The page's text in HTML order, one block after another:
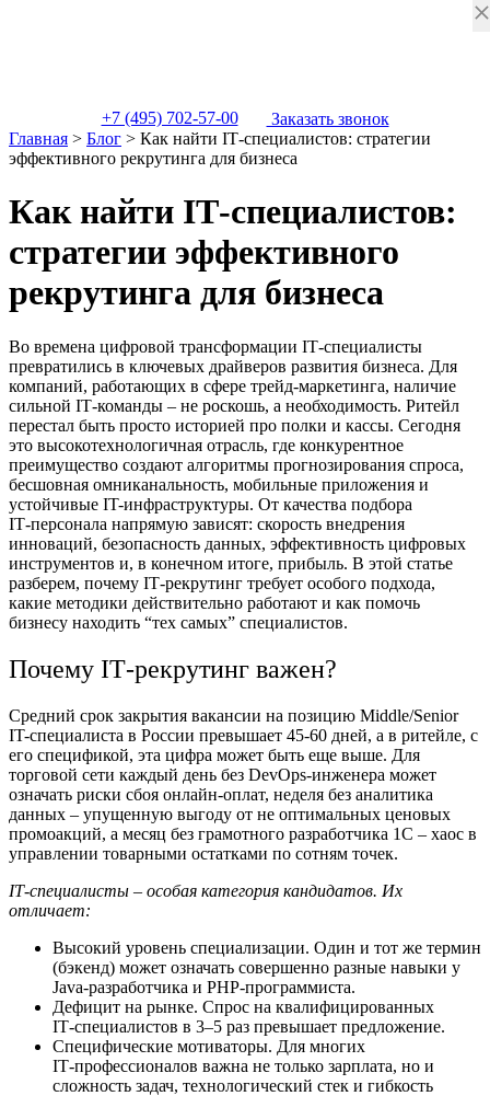
+7 (495) 702-57-00
Заказать звонок
Главная > Блог > Как найти IT‑специалистов: стратегии
эффективного рекрутинга для бизнеса
Как найти IT‑специалистов:
стратегии эффективного
рекрутинга для бизнеса
Во времена цифровой трансформации IT‑специалисты
превратились в ключевых драйверов развития бизнеса. Для
компаний, работающих в сфере трейд‑маркетинга, наличие
сильной IT‑команды – не роскошь, а необходимость. Ритейл
перестал быть просто историей про полки и кассы. Сегодня
это высокотехнологичная отрасль, где конкурентное
преимущество создают алгоритмы прогнозирования спроса,
бесшовная омниканальность, мобильные приложения и
устойчивые IT-инфраструктуры. От качества подбора
IT‑персонала напрямую зависят: скорость внедрения
инноваций, безопасность данных, эффективность цифровых
инструментов и, в конечном итоге, прибыль. В этой статье
разберем, почему IT‑рекрутинг требует особого подхода,
какие методики действительно работают и как помочь
бизнесу находить “тех самых” специалистов.
Почему IT‑рекрутинг важен?
Средний срок закрытия вакансии на позицию Middle/Senior
IT-специалиста в России превышает 45-60 дней, а в ритейле, с
его спецификой, эта цифра может быть еще выше. Для
торговой сети каждый день без DevOps-инженера может
означать риски сбоя онлайн-оплат, неделя без аналитика
данных – упущенную выгоду от не оптимальных ценовых
промоакций, а месяц без грамотного разработчика 1С – хаос в
управлении товарными остатками по сотням точек.
IT‑специалисты – особая категория кандидатов. Их
отличает:
Высокий уровень специализации. Один и тот же термин
(бэкенд) может означать совершенно разные навыки у
Java‑разработчика и PHP‑программиста.
Дефицит на рынке. Спрос на квалифицированных
IT‑специалистов в 3–5 раз превышает предложение.
Специфические мотиваторы. Для многих
IT‑профессионалов важна не только зарплата, но и
сложность задач, технологический стек и гибкость
×
×
×